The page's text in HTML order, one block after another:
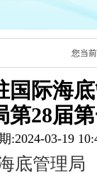
您当
国际海
第28届
:2024-03-19
底管理局